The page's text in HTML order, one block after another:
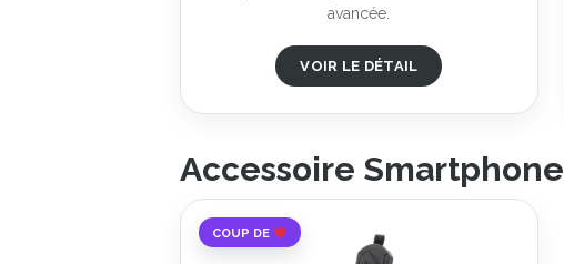
avancée.
VOIR LE DÉTAIL
Accessoire Smartphone
COUP DE